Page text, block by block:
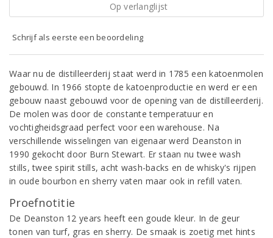
Op verlanglijst
Schrijf als eerste een beoordeling
Waar nu de distilleerderij staat werd in 1785 een katoenmolen
gebouwd. In 1966 stopte de katoenproductie en werd er een
gebouw naast gebouwd voor de opening van de distilleerderij.
De molen was door de constante temperatuur en
vochtigheidsgraad perfect voor een warehouse. Na
verschillende wisselingen van eigenaar werd Deanston in
1990 gekocht door Burn Stewart. Er staan nu twee wash
stills, twee spirit stills, acht wash-backs en de whisky's rijpen
in oude bourbon en sherry vaten maar ook in refill vaten.
Proefnotitie
De Deanston 12 years heeft een goude kleur. In de geur
tonen van turf, gras en sherry. De smaak is zoetig met hints